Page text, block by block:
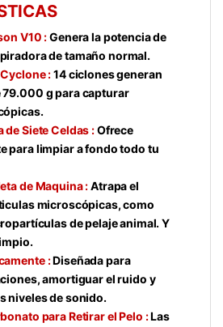
V10 :Genera la potencia de
de tamaño normal.
:14 ciclones generan
79.000 g para capturar
de Siete Celdas :Ofrece
para limpiar a fondo todo tu
de Maquina :Atrapa el
microscópicas, como
de pelaje animal. Y
:Diseñada para
amortiguar el ruido y
niveles de sonido.
para Retirar el Pelo :Las